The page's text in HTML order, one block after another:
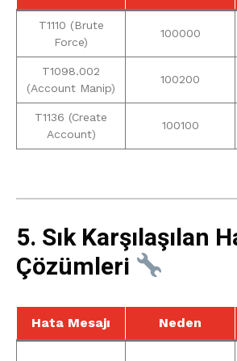
T1110 (Brute
Force)
100000
T1098.002
(Account Manip)
100200
T1136 (Create
Account)
100100
5. Sık Karşılaşılan
Çözümleri
Hata Mesajı Neden